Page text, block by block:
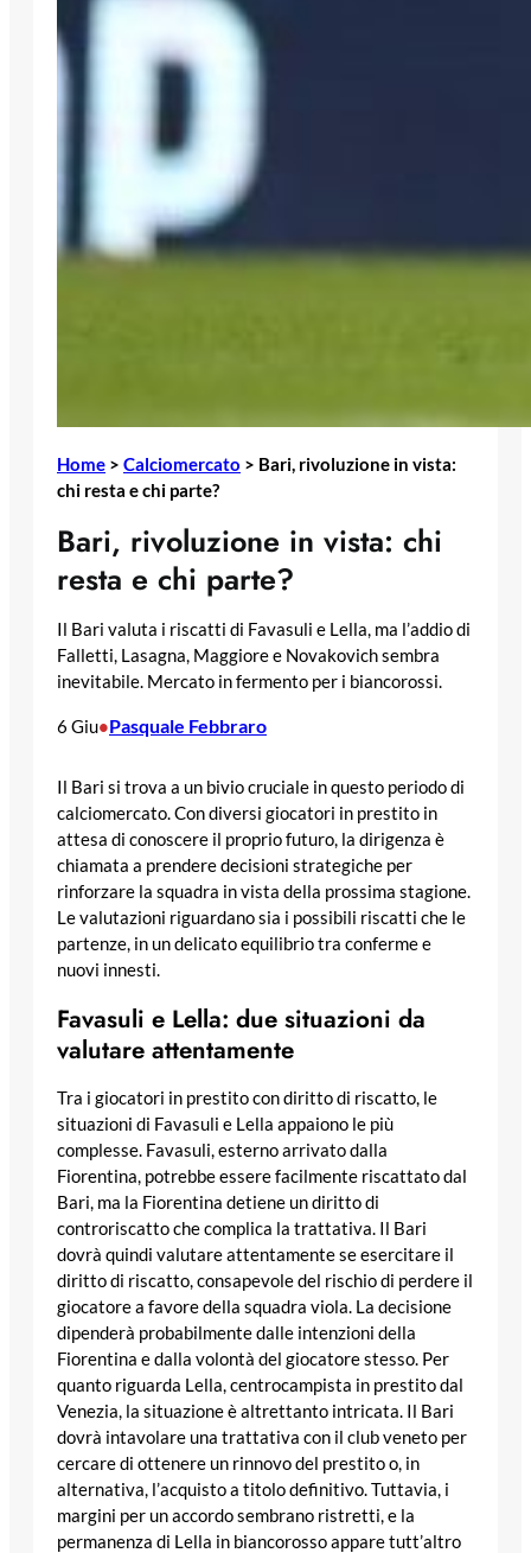
Home > Calciomercato > Bari, rivoluzione in vista:
chi resta e chi parte?
Bari, rivoluzione in vista: chi
resta e chi parte?
Il Bari valuta i riscatti di Favasuli e Lella, ma l’addio di
Falletti, Lasagna, Maggiore e Novakovich sembra
inevitabile. Mercato in fermento per i biancorossi.
6 Giu•Pasquale Febbraro
Il Bari si trova a un bivio cruciale in questo periodo di
calciomercato. Con diversi giocatori in prestito in
attesa di conoscere il proprio futuro, la dirigenza è
chiamata a prendere decisioni strategiche per
rinforzare la squadra in vista della prossima stagione.
Le valutazioni riguardano sia i possibili riscatti che le
partenze, in un delicato equilibrio tra conferme e
nuovi innesti.
Favasuli e Lella: due situazioni da
valutare attentamente
Tra i giocatori in prestito con diritto di riscatto, le
situazioni di Favasuli e Lella appaiono le più
complesse. Favasuli, esterno arrivato dalla
Fiorentina, potrebbe essere facilmente riscattato dal
Bari, ma la Fiorentina detiene un diritto di
controriscatto che complica la trattativa. Il Bari
dovrà quindi valutare attentamente se esercitare il
diritto di riscatto, consapevole del rischio di perdere il
giocatore a favore della squadra viola. La decisione
dipenderà probabilmente dalle intenzioni della
Fiorentina e dalla volontà del giocatore stesso. Per
quanto riguarda Lella, centrocampista in prestito dal
Venezia, la situazione è altrettanto intricata. Il Bari
dovrà intavolare una trattativa con il club veneto per
cercare di ottenere un rinnovo del prestito o, in
alternativa, l’acquisto a titolo definitivo. Tuttavia, i
margini per un accordo sembrano ristretti, e la
permanenza di Lella in biancorosso appare tutt’altro